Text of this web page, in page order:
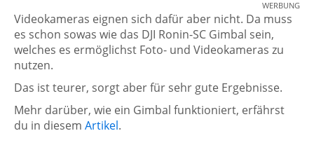
WERBUNG
Videokameras eignen sich dafür aber nicht. Da muss
es schon sowas wie das DJI Ronin-SC Gimbal sein,
welches es ermöglichst Foto- und Videokameras zu
nutzen.
Das ist teurer, sorgt aber für sehr gute Ergebnisse.
Mehr darüber, wie ein Gimbal funktioniert, erfährst
du in diesem Artikel.